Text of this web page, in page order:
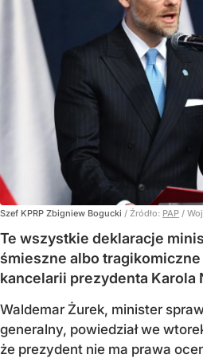
Szef KPRP Zbigniew Bogucki / Źródło: PAP /
Te wszystkie deklaracje
śmieszne albo tragikomiczne
kancelarii prezydenta Karola
Waldemar Żurek, minister
generalny, powiedział we
że prezydent nie ma prawa